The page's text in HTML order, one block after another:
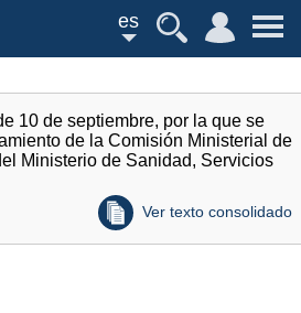
es
10 de septiembre, por la que se
de la Comisión Ministerial de
Ministerio de Sanidad, Servicios
Ver texto consolidado